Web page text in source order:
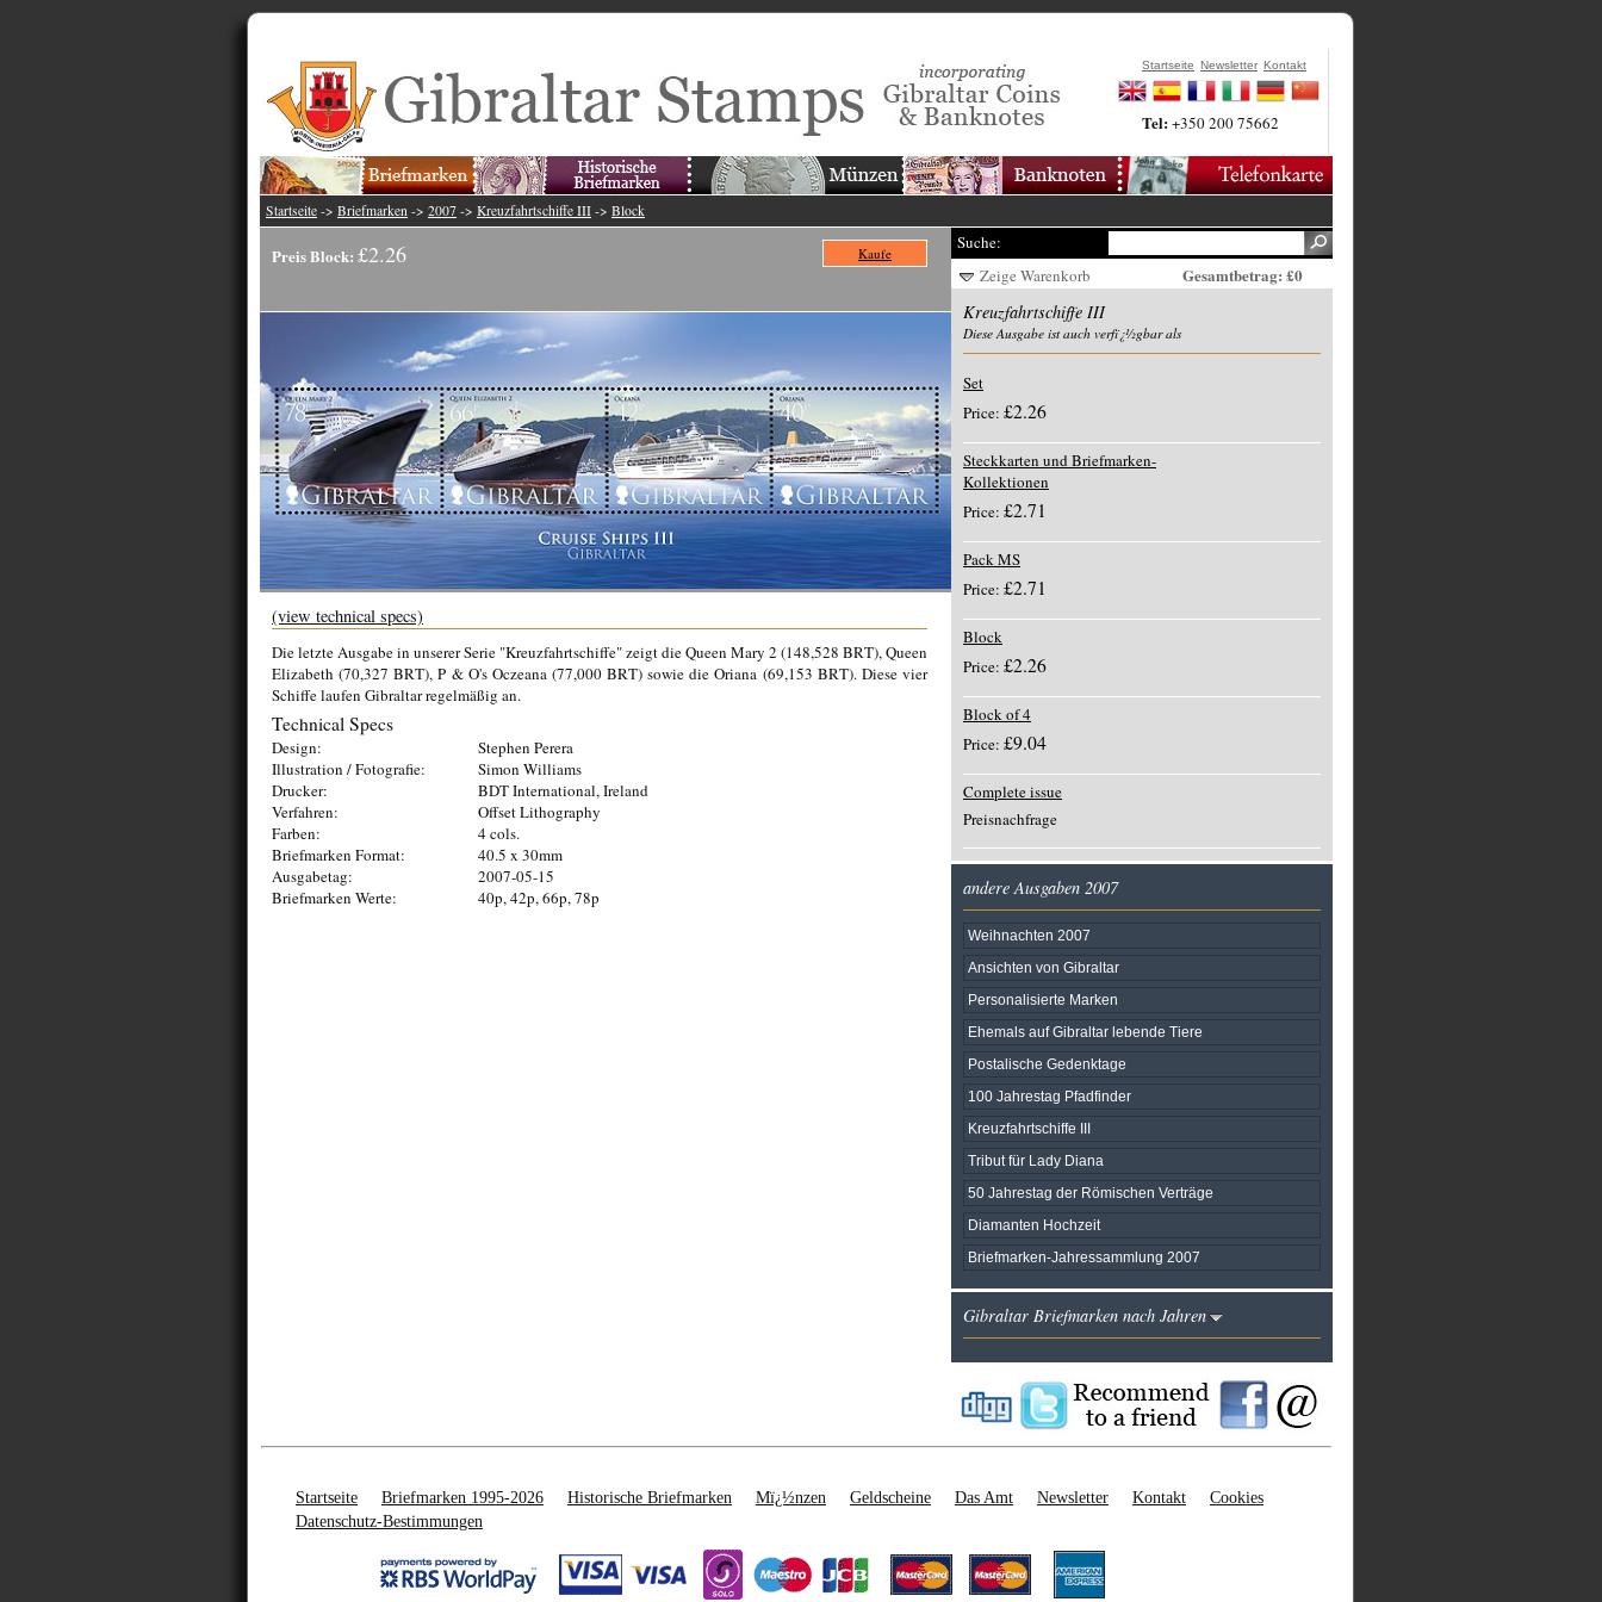
Startseite Newsletter Kontakt
Tel:+350 200 75662
Startseite -> Briefmarken -> 2007 -> Kreuzfahrtschiffe III -> Block
Preis Block: £2.26 Kaufe
(view technical specs)
Die letzte Ausgabe in unserer Serie "Kreuzfahrtschiffe" zeigt die Queen Mary 2 (148,528 BRT), Queen
Elizabeth (70,327 BRT), P & O's Oczeana (77,000 BRT) sowie die Oriana (69,153 BRT). Diese vier
Schiffe laufen Gibraltar regelmäßig an.
Technical Specs
Design:
Stephen Perera
Illustration / Fotografie:
Simon Williams
Drucker:
BDT International, Ireland
Verfahren:
Offset Lithography
Farben:
4 cols.
Briefmarken Format:
40.5 x 30mm
Ausgabetag:
2007-05-15
Briefmarken Werte:
40p, 42p, 66p, 78p
Suche:
Zeige Warenkorb
Gesamtbetrag: £0
Kreuzfahrtschiffe III
Diese Ausgabe ist auch verfï¿½gbar als
Set
Price: £2.26
Steckkarten und Briefmarken-
Kollektionen
Price: £2.71
Pack MS
Price: £2.71
Block
Price: £2.26
Block of 4
Price: £9.04
Complete issue
Preisnachfrage
andere Ausgaben 2007
Weihnachten 2007
Ansichten von Gibraltar
Personalisierte Marken
Ehemals auf Gibraltar lebende Tiere
Postalische Gedenktage
100 Jahrestag Pfadfinder
Kreuzfahrtschiffe III
Tribut für Lady Diana
50 Jahrestag der Römischen Verträge
Diamanten Hochzeit
Briefmarken-Jahressammlung 2007
Gibraltar Briefmarken nach Jahren
Startseite Briefmarken 1995-2026 Historische Briefmarken Mï¿½nzen Geldscheine Das Amt Newsletter Kontakt
Cookies
Datenschutz-Bestimmungen